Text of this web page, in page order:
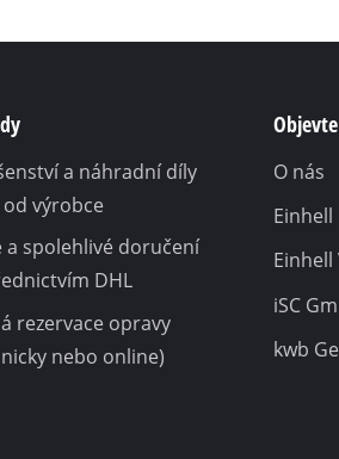
a náhradní díly
výrobce
a spolehlivé doručení
DHL
rezervace opravy
nebo online)
O nás
Einhell
iSC
kwb